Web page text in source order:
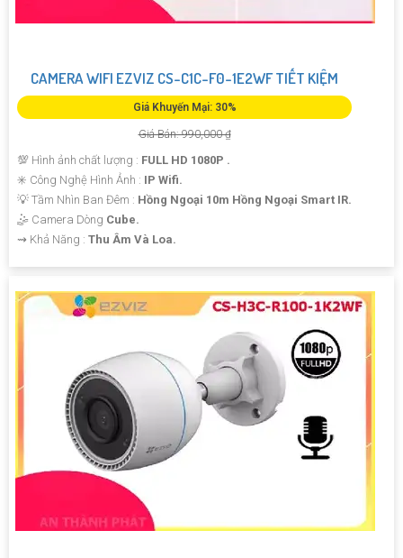
CAMERA WIFI EZVIZ CS-C1C-F0-1E2WF TIẾT KIỆM
Giá Khuyến Mại: 30%
Giá Bán: 990,000 ₫
💯 Hình ảnh chất lượng : FULL HD 1080P .
✳️ Công Nghệ Hình Ảnh : IP Wifi.
💡 Tầm Nhìn Ban Đêm : Hồng Ngoại 10m Hồng Ngoại Smart IR.
🤹 Camera Dòng Cube.
️⇝ Khả Năng : Thu Âm Và Loa.